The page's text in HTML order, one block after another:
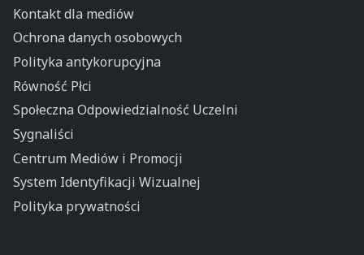
Kontakt dla mediów
Ochrona danych osobowych
Polityka antykorupcyjna
Równość Płci
Społeczna Odpowiedzialność Uczelni
Sygnaliści
Centrum Mediów i Promocji
System Identyfikacji Wizualnej
Polityka prywatności